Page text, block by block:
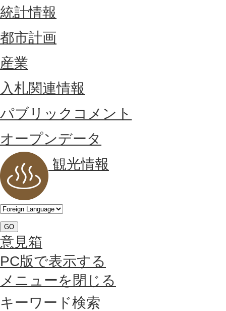
統計情報
都市計画
産業
入札関連情報
パブリックコメント
オープンデータ
観光情報
GO
意見箱
PC版で表示する
メニューを閉じる
キーワード検索